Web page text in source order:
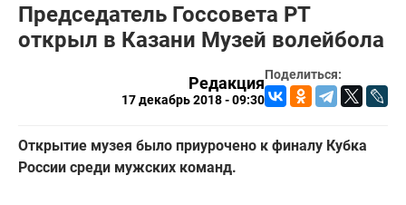
Председатель Госсовета РТ
открыл в Казани Музей волейбола
Поделиться:
Редакция
17 декабрь 2018 - 09:30
Открытие музея было приурочено к финалу Кубка
России среди мужских команд.